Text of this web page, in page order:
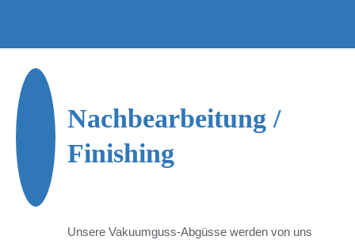
Nachbearbeitung /
Finishing
Unsere Vakuumguss-Abgüsse werden von uns